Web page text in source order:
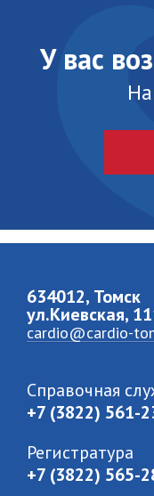
У вас
634012, Томск
ул.Киевская,
cardio@cardio-
Справочная
+7 (3822) 561-
Регистратура
+7 (3822) 565-